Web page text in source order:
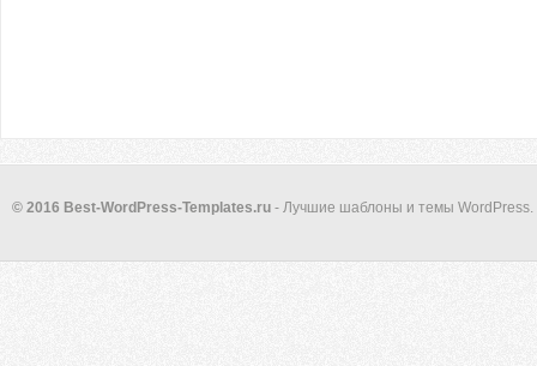
© 2016 Best-WordPress-Templates.ru - Лучшие шаблоны и темы